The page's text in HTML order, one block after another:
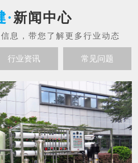
新闻中心
行业资讯 常见问题